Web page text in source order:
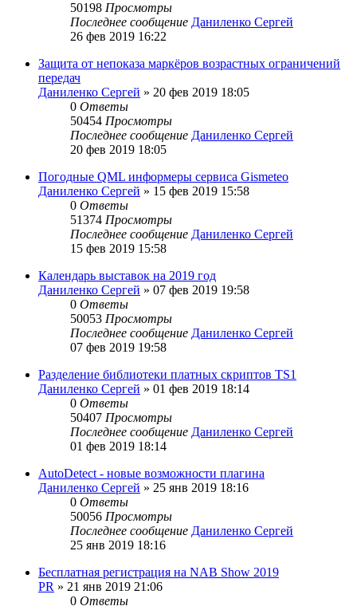
50198 Просмотры
Последнее сообщение Даниленко Сергей
26 фев 2019 16:22
Защита от непоказа маркёров возрастных ограничений
передач
Даниленко Сергей » 20 фев 2019 18:05
0 Ответы
50454 Просмотры
Последнее сообщение Даниленко Сергей
20 фев 2019 18:05
Погодные QML информеры сервиса Gismeteo
Даниленко Сергей » 15 фев 2019 15:58
0 Ответы
51374 Просмотры
Последнее сообщение Даниленко Сергей
15 фев 2019 15:58
Календарь выставок на 2019 год
Даниленко Сергей » 07 фев 2019 19:58
0 Ответы
50053 Просмотры
Последнее сообщение Даниленко Сергей
07 фев 2019 19:58
Разделение библиотеки платных скриптов TS1
Даниленко Сергей » 01 фев 2019 18:14
0 Ответы
50407 Просмотры
Последнее сообщение Даниленко Сергей
01 фев 2019 18:14
AutoDetect - новые возможности плагина
Даниленко Сергей » 25 янв 2019 18:16
0 Ответы
50056 Просмотры
Последнее сообщение Даниленко Сергей
25 янв 2019 18:16
Бесплатная регистрация на NAB Show 2019
PR » 21 янв 2019 21:06
0 Ответы